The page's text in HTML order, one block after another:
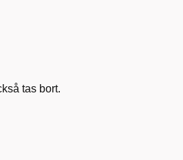
tas bort.